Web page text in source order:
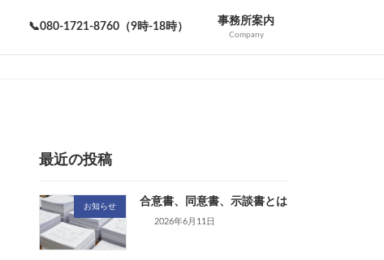
📞080-1721-8760（9時-18時） 事務所案内
Company
最近の投稿
お知らせ 合意書、同意書、示談書とは
2026年6月11日